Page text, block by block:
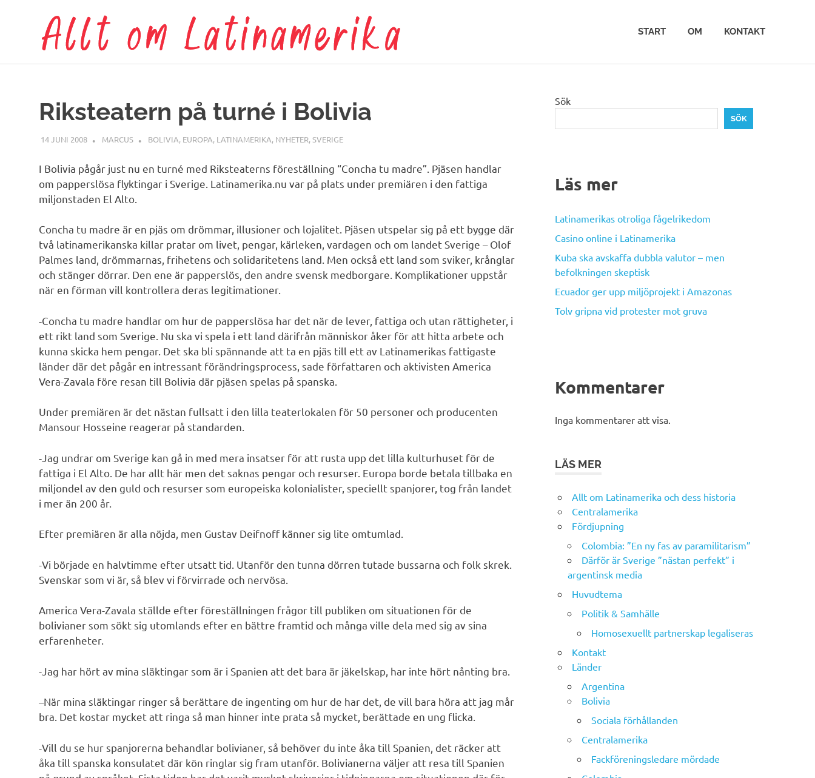
om
Latinamerika
START OM KONTAKT
Riksteatern på turné i Bolivia
14 JUNI 2008 MARCUS BOLIVIA, EUROPA, LATINAMERIKA, NYHETER,SVERIGE
I Bolivia pågår just nu en turné med Riksteaterns föreställning “Concha tu madre”. Pjäsen handlar
om papperslösa flyktingar i Sverige. Latinamerika.nu var på plats under premiären i den fattiga
miljonstaden El Alto.
Concha tu madre är en pjäs om drömmar, illusioner och lojalitet. Pjäsen utspelar sig på ett bygge där
två latinamerikanska killar pratar om livet, pengar, kärleken, vardagen och om landet Sverige – Olof
Palmes land, drömmarnas, frihetens och solidaritetens land. Men också ett land som sviker, krånglar
och stänger dörrar. Den ene är papperslös, den andre svensk medborgare. Komplikationer uppstår
när en förman vill kontrollera deras legitimationer.
-Concha tu madre handlar om hur de papperslösa har det när de lever, fattiga och utan rättigheter, i
ett rikt land som Sverige. Nu ska vi spela i ett land därifrån människor åker för att hitta arbete och
kunna skicka hem pengar. Det ska bli spännande att ta en pjäs till ett av Latinamerikas fattigaste
länder där det pågår en intressant förändringsprocess, sade författaren och aktivisten America
Vera-Zavala före resan till Bolivia där pjäsen spelas på spanska.
Under premiären är det nästan fullsatt i den lilla teaterlokalen för 50 personer och producenten
Mansour Hosseine reagerar på standarden.
-Jag undrar om Sverige kan gå in med mera insatser för att rusta upp det lilla kulturhuset för de
fattiga i El Alto. De har allt här men det saknas pengar och resurser. Europa borde betala tillbaka en
miljondel av den guld och resurser som europeiska kolonialister, speciellt spanjorer, tog från landet
i mer än 200 år.
Efter premiären är alla nöjda, men Gustav Deifnoff känner sig lite omtumlad.
-Vi började en halvtimme efter utsatt tid. Utanför den tunna dörren tutade bussarna och folk skrek.
Svenskar som vi är, så blev vi förvirrade och nervösa.
America Vera-Zavala ställde efter föreställningen frågor till publiken om situationen för de
bolivianer som sökt sig utomlands efter en bättre framtid och många ville dela med sig av sina
erfarenheter.
-Jag har hört av mina släktingar som är i Spanien att det bara är jäkelskap, har inte hört nånting bra.
–När mina släktingar ringer så berättare de ingenting om hur de har det, de vill bara höra att jag mår
bra. Det kostar mycket att ringa så man hinner inte prata så mycket, berättade en ung flicka.
-Vill du se hur spanjorerna behandlar bolivianer, så behöver du inte åka till Spanien, det räcker att
åka till spanska konsulatet där kön ringlar sig fram utanför. Bolivianerna väljer att resa till Spanien
Sök
SÖK
Läs mer
Latinamerikas otroliga fågelrikedom
Casino online i Latinamerika
Kuba ska avskaffa dubbla valutor – men
befolkningen skeptisk
Ecuador ger upp miljöprojekt i Amazonas
Tolv gripna vid protester mot gruva
Kommentarer
Inga kommentarer att visa.
LÄS MER
Allt om Latinamerika och dess historia
Centralamerika
Fördjupning
Colombia: ”En ny fas av paramilitarism”
Därför är Sverige ”nästan perfekt” i
argentinsk media
Huvudtema
Politik & Samhälle
Homosexuellt partnerskap legaliseras
Kontakt
Länder
Argentina
Bolivia
Sociala förhållanden
Centralamerika
Fackföreningsledare mördade